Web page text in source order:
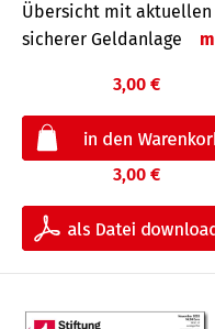
Übersicht mit
sicherer Geldanlage
3,00 €
3,00 €